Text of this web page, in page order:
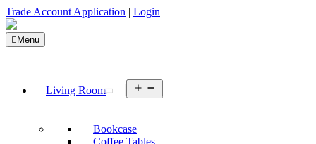
Trade Account Application | Login
Menu
Living Room
menu
Bookcase
Coffee Tables